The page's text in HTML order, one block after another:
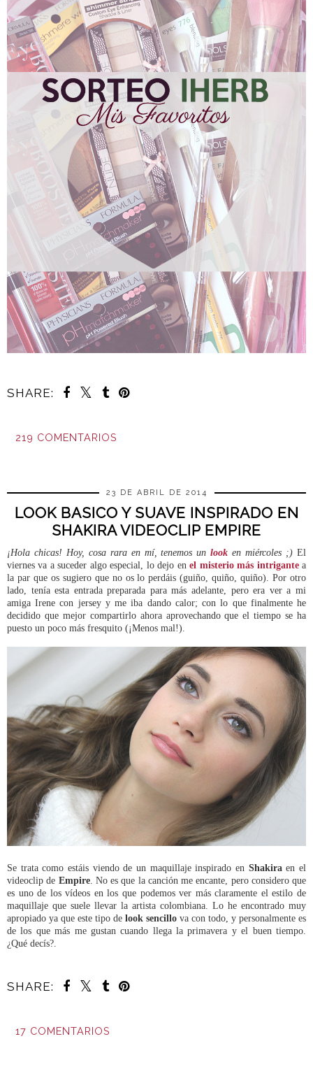
SHARE:
219 COMENTARIOS
23 DE ABRIL DE 2014
LOOK BASICO Y SUAVE INSPIRADO EN
SHAKIRA VIDEOCLIP EMPIRE
¡Hola chicas! Hoy, cosa rara en mí, tenemos unlook en miércoles ;) El
viernes va a suceder algo especial, lo dejo enel misterio más intrigantea
la par que os sugiero que no os lo perdáis (guiño, quiño, quiño). Por otro
lado, tenía esta entrada preparada para más adelante, pero era ver a mi
amiga Irene con jersey y me iba dando calor; con lo que finalmente he
decidido que mejor compartirlo ahora aprovechando que el tiempo se ha
puesto un poco más fresquito (¡Menos mal!).
Se trata como estáis viendo de un maquillaje inspirado en Shakiraen el
videoclip de Empire. No es que la canción me encante, pero considero que
es uno de los vídeos en los que podemos ver más claramente el estilo de
maquillaje que suele llevar la artista colombiana. Lo he encontrado muy
apropiado ya que este tipo de look sencillo va con todo, y personalmente es
de los que más me gustan cuando llega la primavera y el buen tiempo.
¿Qué decís?.
SHARE:
17 COMENTARIOS